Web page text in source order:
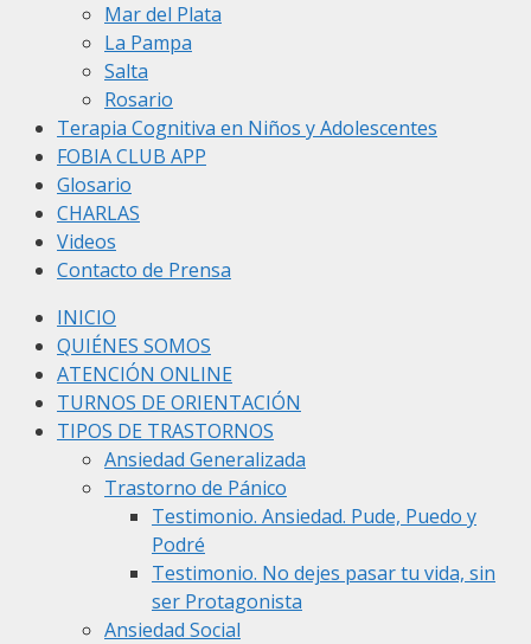
Mar del Plata
La Pampa
Salta
Rosario
Terapia Cognitiva en Niños y Adolescentes
FOBIA CLUB APP
Glosario
CHARLAS
Videos
Contacto de Prensa
INICIO
QUIÉNES SOMOS
ATENCIÓN ONLINE
TURNOS DE ORIENTACIÓN
TIPOS DE TRASTORNOS
Ansiedad Generalizada
Trastorno de Pánico
Testimonio. Ansiedad. Pude, Puedo y
Podré
Testimonio. No dejes pasar tu vida, sin
ser Protagonista
Ansiedad Social